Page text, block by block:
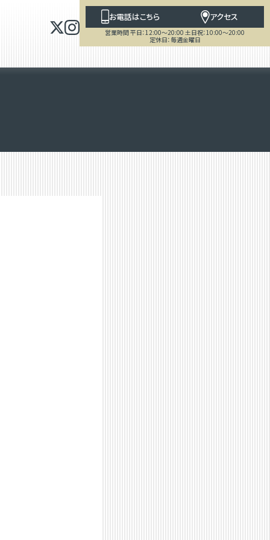
お電話はこちら アクセス
営業時間 平日：12:00～20:00 土日祝：10:00～20:00
定休日：毎週金曜日